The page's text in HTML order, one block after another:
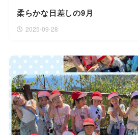
柔らかな日差しの9月
2025-09-28